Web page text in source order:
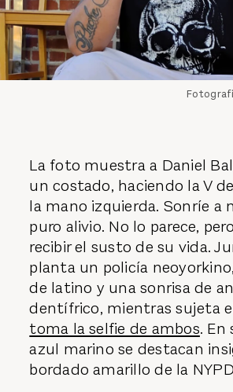
La foto muestra a Daniel
un costado, haciendo la V
la mano izquierda. Sonríe a
puro alivio. No lo parece,
recibir el susto de su vida.
planta un policía
de latino y una sonrisa de
dentífrico, mientras sujeta
toma la selfie de ambos. En
azul marino se destacan
bordado amarillo de la